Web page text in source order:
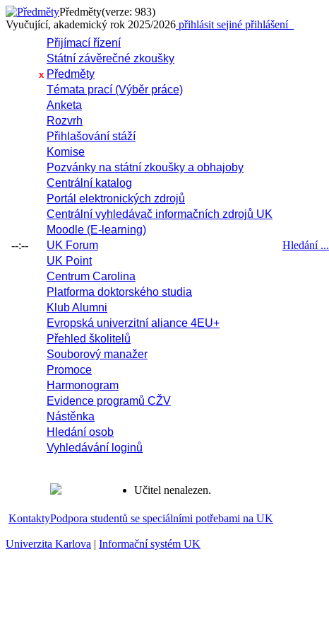
Předměty(verze: 983)
Vyučující, akademický rok 2025/2026 přihlásit sejiné přihlášení
--:--
Přijímací řízení
Státní závěrečné zkoušky
x Předměty
Témata prací (Výběr práce)
Anketa
Rozvrh
Přihlašování stáží
Komise
Pozvánky na státní zkoušky a obhajoby
Centrální katalog
Portál elektronických zdrojů
Centrální vyhledávač informačních zdrojů UK
Moodle (E-learning)
UK Forum
UK Point
Centrum Carolina
Platforma doktorského studia
Klub Alumni
Evropská univerzitní aliance 4EU+
Přehled školitelů
Souborový manažer
Promoce
Harmonogram
Evidence programů CŽV
Nástěnka
Hledání osob
Vyhledávání loginů
Hledání ...
Učitel nenalezen.
KontaktyPodpora studentů se speciálními potřebami na UK
Univerzita Karlova | Informační systém UK